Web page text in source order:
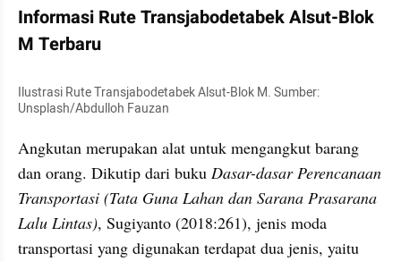
Informasi Rute Transjabodetabek Alsut-Blok
M Terbaru
Ilustrasi Rute Transjabodetabek Alsut-Blok M. Sumber:
Unsplash/Abdulloh Fauzan
Angkutan merupakan alat untuk mengangkut barang
dan orang. Dikutip dari buku Dasar-dasar Perencanaan
Transportasi (Tata Guna Lahan dan Sarana Prasarana
Lalu Lintas), Sugiyanto (2018:261), jenis moda
transportasi yang digunakan terdapat dua jenis, yaitu